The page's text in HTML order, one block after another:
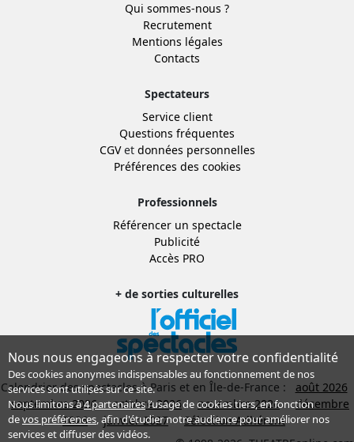
Qui sommes-nous ?
Recrutement
Mentions légales
Contacts
Spectateurs
Service client
Questions fréquentes
CGVet données personnelles
Préférences des cookies
Professionnels
Référencer un spectacle
Publicité
Accès PRO
+ de sorties culturelles
Calendrier des spectacles à Paris et en Île-de-France :
août 2026
septembre 2026
octobre 2026 novembre 2026
décembre
2026
janvier 2027
Sélection Adhérent
Nous nous engageons à respecter votre confidentialité
Des cookies anonymes indispensables au fonctionnement de nos
services sont utilisés sur ce site.
Nous limitons à4 partenairesl’usage de cookies tiers, en fonction
devos préférences, afin d'étudier notre audience pour améliorer nos
services et diffuser des vidéos.